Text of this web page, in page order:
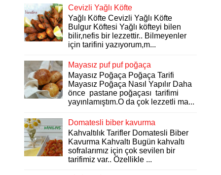
Cevizli Yağlı Köfte
Yağlı Köfte Cevizli Yağlı Köfte
Bulgur Köftesi Yağlı köfteyi bilen
bilir,nefis bir lezzettir.. Bilmeyenler
için tarifini yazıyorum,m...
Mayasız puf puf poğaça
Mayasız Poğaça Poğaça Tarifi
Mayasız Poğaça Nasıl Yapılır Daha
önce pastane poğaçası tarifimi
yayınlamıştım.O da çok lezzetli ma...
Domatesli biber kavurma
Kahvaltılık Tarifler Domatesli Biber
Kavurma Kahvaltı Bugün kahvaltı
sofralarımız için çok sevilen bir
tarifimiz var.. Özellikle ...